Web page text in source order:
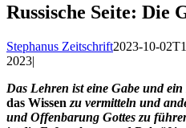
Russische Seite: Die
Stephanus Zeitschrift2023-10-
2023|
Das Lehren ist eine Gabe und ein
das Wissen zu vermitteln und
und Offenbarung Gottes zu